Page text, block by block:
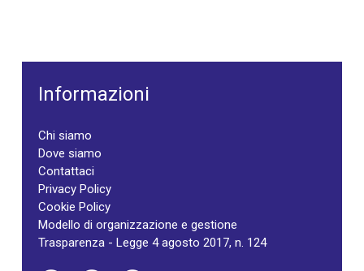
Informazioni
Chi siamo
Dove siamo
Contattaci
Privacy Policy
Cookie Policy
Modello di organizzazione e gestione
Trasparenza - Legge 4 agosto 2017, n. 124